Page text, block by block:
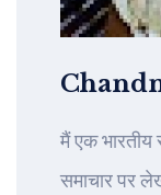
मैं एक भारतीय
समाचार पर